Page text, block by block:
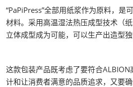
“PaPiPress”全部用纸浆作为原料，是
材料。采用高温湿法热压成型技术（
立体成型成为可能，可以生产出造型独
这款包装产品既考虑了要符合
计和让消费者满意的品质追求，又要